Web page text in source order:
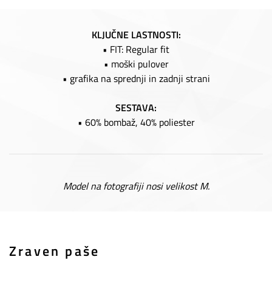
KLJUČNE LASTNOSTI:
• FIT: Regular fit
• moški pulover
• grafika na sprednji in zadnji strani
SESTAVA:
• 60% bombaž, 40% poliester
Model na fotografiji nosi velikost M.
Zraven paše